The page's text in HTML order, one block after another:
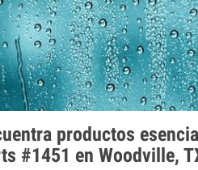
productos
#1451 en Woodville,